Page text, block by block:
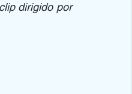
dirigido por